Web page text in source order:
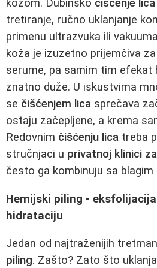
kožom. Dubinsko čišćenje lica
tretiranje, ručno uklanjanje
primenu ultrazvuka ili
koža je izuzetno prijemčiva
serume, pa samim tim efekat
znatno duže. U iskustvima
se čišćenjem lica sprečava
ostaju začepljene, a krema
Redovnim čišćenju lica treba
stručnjaci u privatnoj klinici
često ga kombinuju sa blagim
Hemijski piling -
hidrataciju
Jedan od najtraženijih
piling. Zašto? Zato što